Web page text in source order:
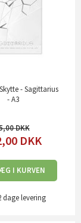
- Sagittarius
- A3
DKK
I KURVEN
dagelevering